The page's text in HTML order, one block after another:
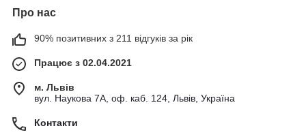
Про нас
90% позитивних з 211 відгуків за рік
Працює з 02.04.2021
м. Львів
вул. Наукова 7А, оф. каб. 124, Львів, Україна
Контакти